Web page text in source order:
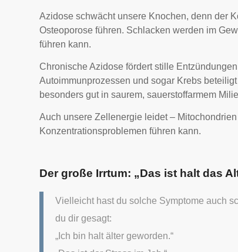
Azidose schwächt unsere Knochen, denn der
Osteoporose führen. Schlacken werden im
führen kann.
Chronische Azidose fördert stille
Autoimmunprozessen und sogar Krebs
besonders gut in saurem, sauerstoffarmem
Auch unsere Zellenergie leidet –
Konzentrationsproblemen führen kann.
Der große Irrtum: „Das ist halt das
Vielleicht hast du solche Symptome auch
du dir gesagt:
„Ich bin halt älter geworden.“